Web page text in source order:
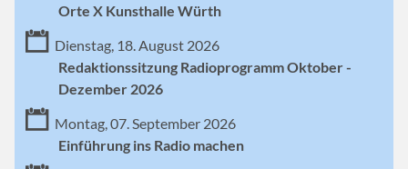
Orte X Kunsthalle Würth
Dienstag, 18. August 2026
Redaktionssitzung Radioprogramm Oktober -
Dezember 2026
Montag, 07. September 2026
Einführung ins Radio machen